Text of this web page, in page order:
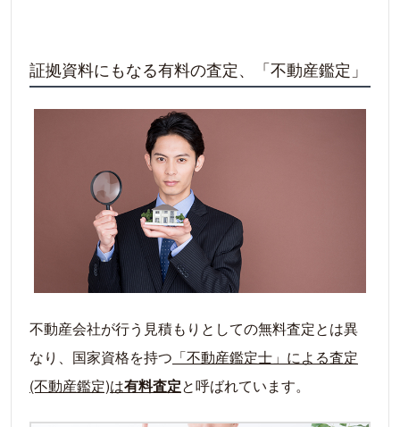
証拠資料にもなる有料の査定、「不動産鑑定」
不動産会社が行う見積もりとしての無料査定とは異
なり、国家資格を持つ 「不動産鑑定士」による査定
(不動産鑑定)は有料査定と呼ばれています。